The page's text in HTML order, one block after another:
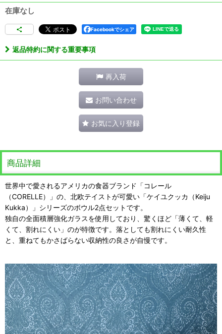
在庫なし
Facebookでシェア
返品特約に関する重要事項
再入荷
お問い合わせ
お気に入り登録
商品詳細
世界中で愛されるアメリカの食器ブランド「コレール
（CORELLE）」の、北欧テイストが可愛い「ケイユクッカ（Keiju
Kukka）」シリーズのボウル2点セットです。
独自の全面積層強化ガラスを使用しており、驚くほど「薄くて、軽
くて、割れにくい」のが特徴です。落としても割れにくい耐久性
と、重ねてもかさばらない収納性の良さが自慢です。